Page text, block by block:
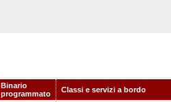
Binario
programmato
Classi e servizi a bordo